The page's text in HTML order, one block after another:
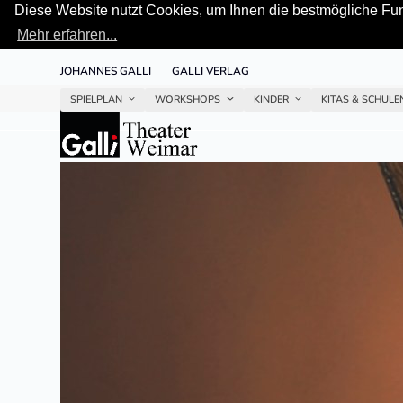
Diese Website nutzt Cookies, um Ihnen die bestmögliche
Mehr erfahren...
JOHANNES GALLI GALLI VERLAG
SPIELPLAN WORKSHOPS KINDER KITAS &